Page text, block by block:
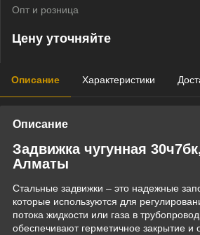
Опт и розница
Цену уточняйте
Описание Характеристики
Описание
Задвижка чугунная
Алматы
Стальные задвижки – это надежные
которые используются для
потока жидкости или газа в
обеспечивают герметичное закрытие и